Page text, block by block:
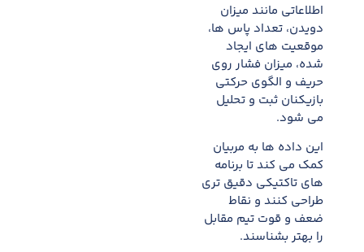
اطلاعاتی مانند میزان
دویدن، تعداد پاس ها،
موقعیت های ایجاد
شده، میزان فشار روی
حریف و الگوی حرکتی
بازیکنان ثبت و تحلیل
می شود.
این داده ها به مربیان
کمک می کند تا برنامه
های تاکتیکی دقیق تری
طراحی کنند و نقاط
ضعف و قوت تیم مقابل
را بهتر بشناسند.